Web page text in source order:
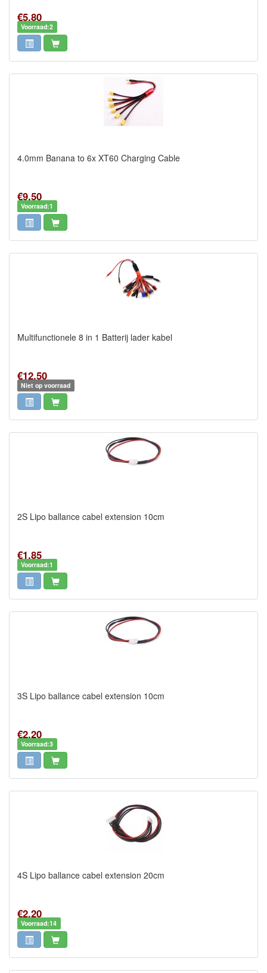
€5,80
Voorraad:2
4.0mm Banana to 6x XT60 Charging Cable
€9,50
Voorraad:1
Multifunctionele 8 in 1 Batterij lader kabel
€12,50
Niet op voorraad
2S Lipo ballance cabel extension 10cm
€1,85
Voorraad:1
3S Lipo ballance cabel extension 10cm
€2,20
Voorraad:3
4S Lipo ballance cabel extension 20cm
€2,20
Voorraad:14